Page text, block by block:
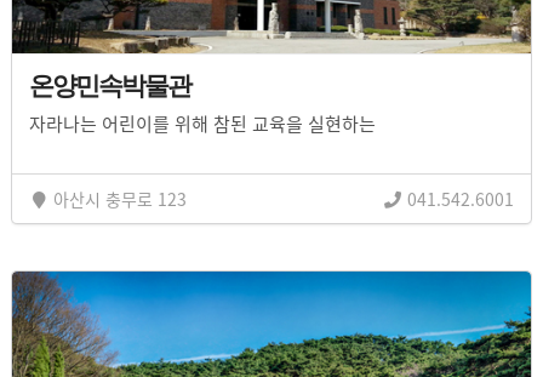
온양민속박물관
자라나는 어린이를 위해 참된 교육을 실현하는
아산시 충무로 123 041.542.6001